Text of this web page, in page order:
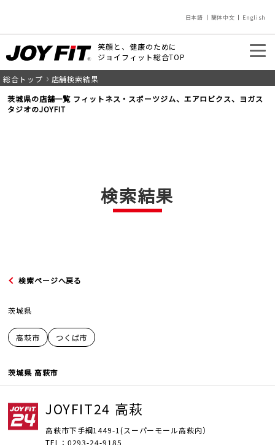
日本語 簡体中文 English
笑顔と、健康のために
ジョイフィット総合TOP
入会のご案内 店舗を探す
JOYFIT YOGA
総合トップ
店舗検索結果
茨城県の店舗一覧 フィットネス・スポーツジム、エアロビクス、ヨガス
タジオのJOYFIT
検索結果
検索ページへ戻る
茨城県
高萩市 つくば市
茨城県 高萩市
JOYFIT24 高萩
高萩市下手綱1449-1(スーパーモール高萩内）
TEL：0293-24-9185